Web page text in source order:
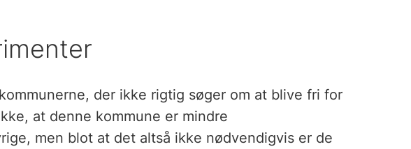
der ikke rigtig søger om at blive fri for
at denne kommune er mindre
men blot at det altså ikke nødvendigvis er de